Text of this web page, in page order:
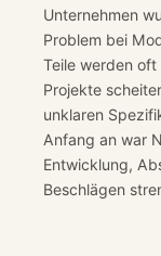
Unternehmen
Problem bei
Teile werden
Projekte
unklaren
Anfang an war
Entwicklung,
Beschlägen